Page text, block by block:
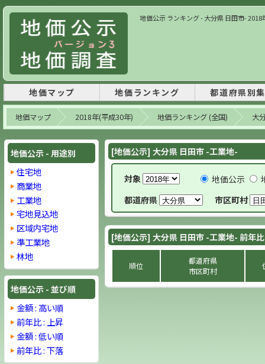
地価公示 ランキング - 大分県 日田市-
地価マップ 地価ランキング 都道府県別
地価マップ 2018年(平成30年) 地価ランキング (全国) 大
地価公示 - 用途別
住宅地
商業地
工業地
宅地見込地
区域内宅地
準工業地
林地
地価公示 - 並び順
金額 : 高い順
前年比 : 上昇
金額 : 低い順
前年比 : 下落
[地価公示] 大分県 日田市 -工業地-
対象 地価公示
都道府県
市区町村
[地価公示] 大分県 日田市 -工業地- 前年
順位
都道府県
市区町村